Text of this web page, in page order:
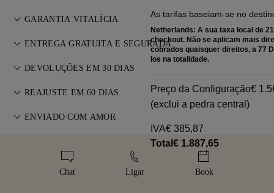
As tarifas baseiam-se no
Netherlands: A sua taxa local de
checkout. Não se aplicam mais
cobrados quaisquer direitos, a 77
los na totalidade.
Preço da Configuração€
(exclui a pedra central)
IVA€ 385,87
Total € 1.887,65
A arte da joalharia aperfeiçoada peça a peça pelos mestres
GARANTIA VITALÍCIA
Em qualquer compra na 77 Diamonds, recebe uma garantia
vitalícia contra defeitos de fabrico. As reparações necessárias
são gratuitas. Consulte osTermos e Condições
ENTREGA GRATUITA E SEGURADA
Todos os portes de envio são gratuitos, independentemente
riscos e com seguro total através do serviço de entregas
especiais FedEx ou DHL, diretamente para a sua porta.
Fazemos um seguro de todas as nossas encomendas para
determinados artigos de valor elevado, utilizamos um serviço
DEVOLUÇÕES EM 30 DIAS
Caso não esteja totalmente satisfeito, pode devolver ou
trocar a sua compra no prazo de 30 dias. Consulte osTermos
e Condições.
REAJUSTE EM 60 DIAS
Para garantir o ajuste perfeito, a 77 Diamonds oferece
reajuste gratuito até 60 dias após a entrega. Consulte a
ENVIADO COM AMOR
Receba a sua peça artesanal na nossa icónica caixa
Chat Ligar Book